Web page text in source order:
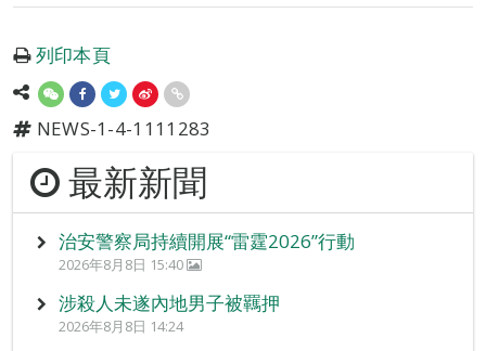
列印本頁
NEWS-1-4-1111283
最新新聞
治安警察局持續開展“雷霆2026”行動
2026年8月8日 15:40
涉殺人未遂內地男子被羈押
2026年8月8日 14:24